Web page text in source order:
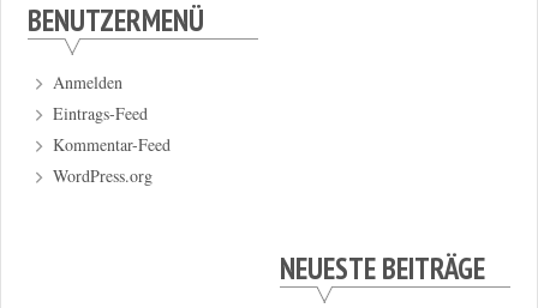
BENUTZERMENÜ
Anmelden
Eintrags-Feed
Kommentar-Feed
WordPress.org
NEUESTE BEITRÄGE